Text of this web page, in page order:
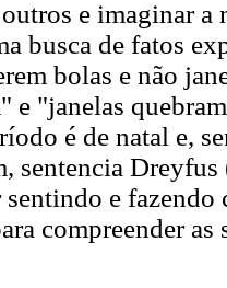
e imaginar a
busca de fatos
bolas e não
e "janelas
é de natal e,
sentencia Dreyfus
e fazendo
compreender